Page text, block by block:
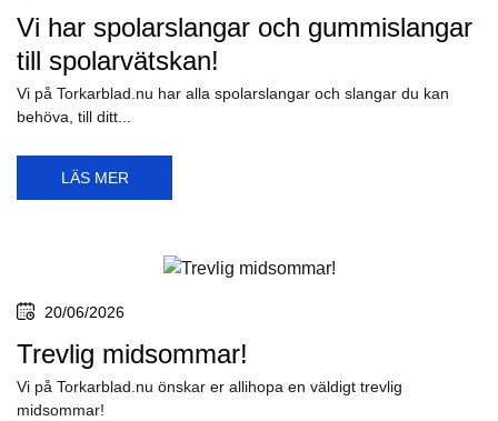
Vi har spolarslangar och gummislangar
till spolarvätskan!
Vi på Torkarblad.nu har alla spolarslangar och slangar du kan
behöva, till ditt...
LÄS MER
20/06/2026
Trevlig midsommar!
Vi på Torkarblad.nu önskar er allihopa en väldigt trevlig
midsommar!